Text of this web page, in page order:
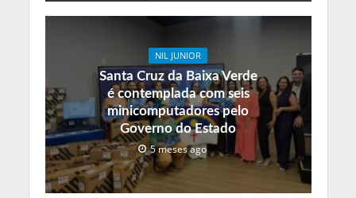
NIL JUNIOR
Santa Cruz da Baixa Verde
é contemplada com seis
minicomputadores pelo
Governo do Estado
5 meses ago